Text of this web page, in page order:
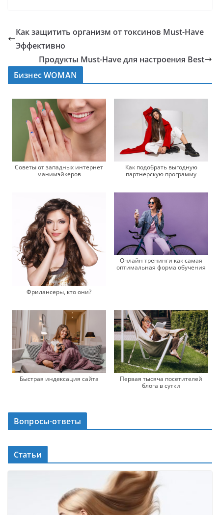
Как защитить организм от токсинов Must-Have
Эффективно
Продукты Must-Have для настроения Best
Бизнес WOMAN
Советы от западных интернет
манимэйкеров
Как подобрать выгодную
партнерскую программу
Фрилансеры, кто они?
Онлайн тренинги как самая
оптимальная форма обучения
Быстрая индексация сайта
Первая тысяча посетителей
блога в сутки
Вопросы-ответы
Статьи